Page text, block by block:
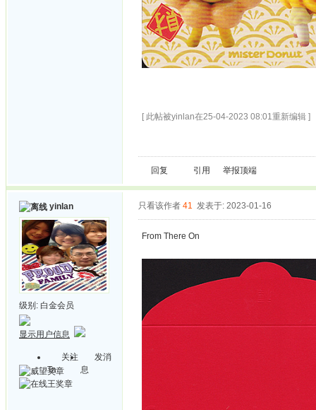
[ 此帖被yinlan在25-04-2023 08:01重新编辑 ]
回复 引用 举报顶端
yinlan
级别: 白金会员
显示用户信息
关注
Ta
发消
息
只看该作者 41 发表于: 2023-01-16
From There On